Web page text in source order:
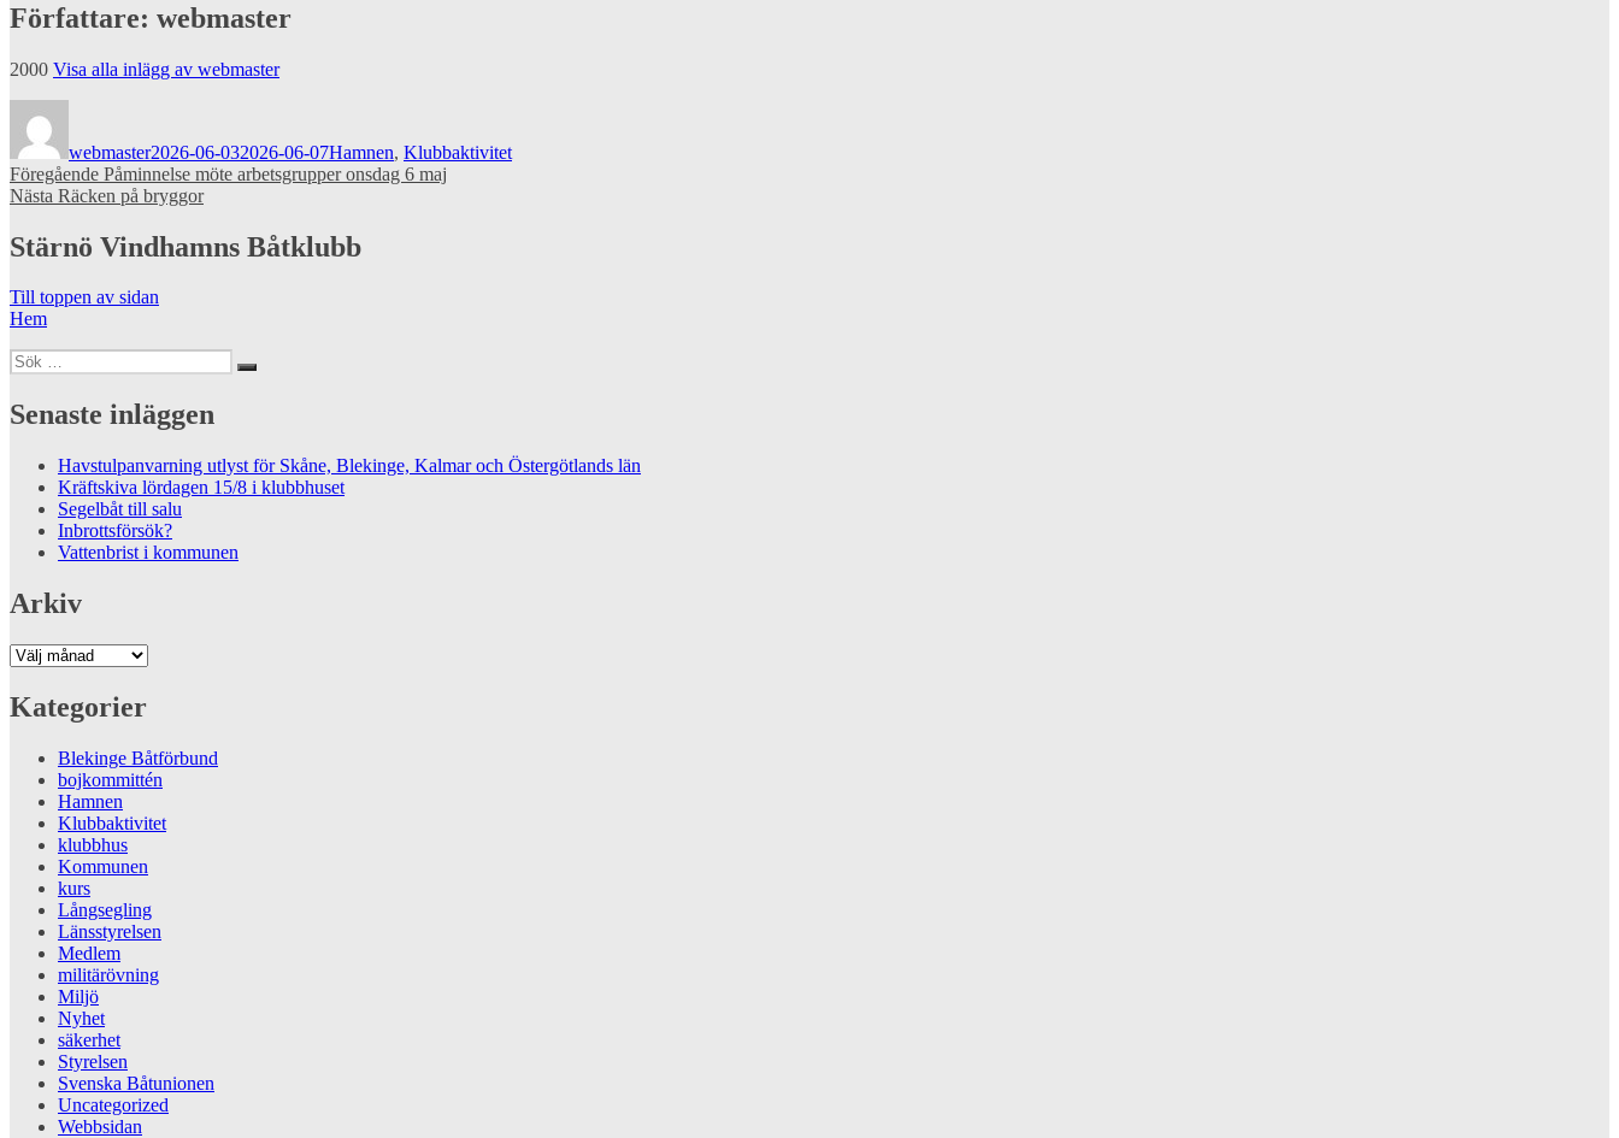
Författare: webmaster
2000 Visa alla inlägg av webmaster
webmaster2026-06-032026-06-07Hamnen, Klubbaktivitet
Inläggsnavigering
Föregående Föregående
inlägg:
Påminnelse möte arbetsgrupper onsdag 6 maj
Nästa Nästa
Räcken på bryggor
Stärnö Vindhamns Båtklubb
Till toppen av sidan
Hem
Sök
efter:
Sök
Senaste inläggen
Havstulpanvarning utlyst för Skåne, Blekinge, Kalmar och Östergötlands län
Kräftskiva lördagen 15/8 i klubbhuset
Segelbåt till salu
Inbrottsförsök?
Vattenbrist i kommunen
Arkiv
Arkiv
Kategorier
Blekinge Båtförbund
bojkommittén
Hamnen
Klubbaktivitet
klubbhus
Kommunen
kurs
Långsegling
Länsstyrelsen
Medlem
militärövning
Miljö
Nyhet
säkerhet
Styrelsen
Svenska Båtunionen
Uncategorized
Webbsidan